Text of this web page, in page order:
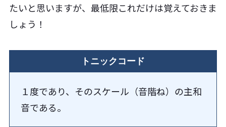
たいと思いますが、最低限これだけは覚えておきま
しょう！
トニックコード
１度であり、そのスケール（音階ね）の主和
音である。